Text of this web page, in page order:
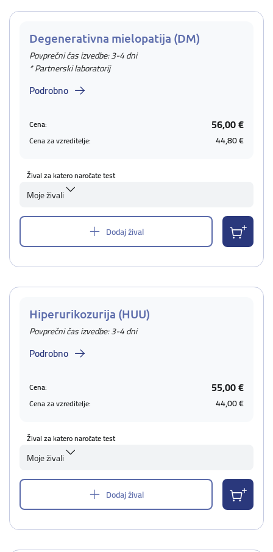
Degenerativna mielopatija (DM)
Povprečni čas izvedbe: 3-4 dni
* Partnerski laboratorij
Podrobno
Cena: 56,00 €
Cena za vzreditelje: 44,80 €
Žival za katero naročate test
Moje živali
Dodaj žival
Hiperurikozurija (HUU)
Povprečni čas izvedbe: 3-4 dni
Podrobno
Cena: 55,00 €
Cena za vzreditelje: 44,00 €
Žival za katero naročate test
Moje živali
Dodaj žival